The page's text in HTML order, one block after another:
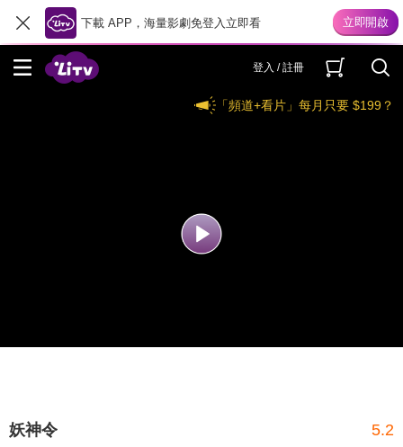
下載 APP，海量影劇免登入立即看
登入 / 註冊
「頻道+看片」每月只要 $199？
妖神令 5.2